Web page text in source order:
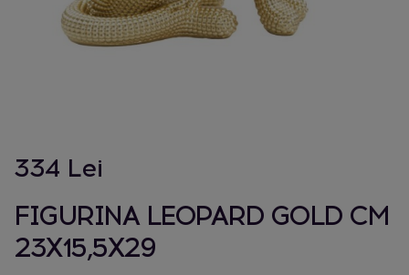
334 Lei
FIGURINA LEOPARD GOLD CM
23X15,5X29